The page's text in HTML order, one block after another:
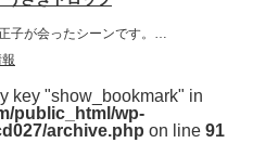
子が会ったシーンです。…
key "show_bookmark" in
public_html/wp-
archive.php on line 91